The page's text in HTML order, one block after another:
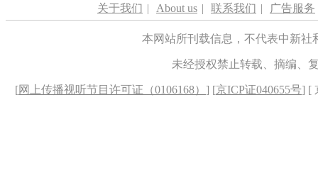
关于我们 | About us | 联系我们 | 广告服务
本网站所刊载信息，不代表中新
未经授权禁止转载、摘编、
[网上传播视听节目许可证（0106168） ] [京ICP证040655号] [